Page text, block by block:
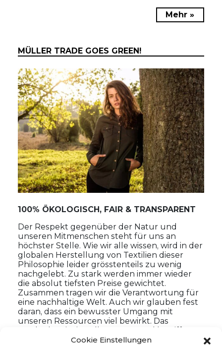
Cookie Einstellungen
Mehr »
MÜLLER TRADE GOES GREEN!
100% ÖKOLOGISCH, FAIR & TRANSPARENT
Der Respekt gegenüber der Natur und
unseren Mitmenschen steht für uns an
höchster Stelle. Wie wir alle wissen, wird in der
globalen Herstellung von Textilien dieser
Philosophie leider grösstenteils zu wenig
nachgelebt. Zu stark werden immer wieder
die absolut tiefsten Preise gewichtet.
Zusammen tragen wir die Verantwortung für
eine nachhaltige Welt. Auch wir glauben fest
daran, dass ein bewusster Umgang mit
unseren Ressourcen viel bewirkt. Das
Umdenken ist in vollem Gang und betrifft
auch zunehmend die Berufsbekleidung.